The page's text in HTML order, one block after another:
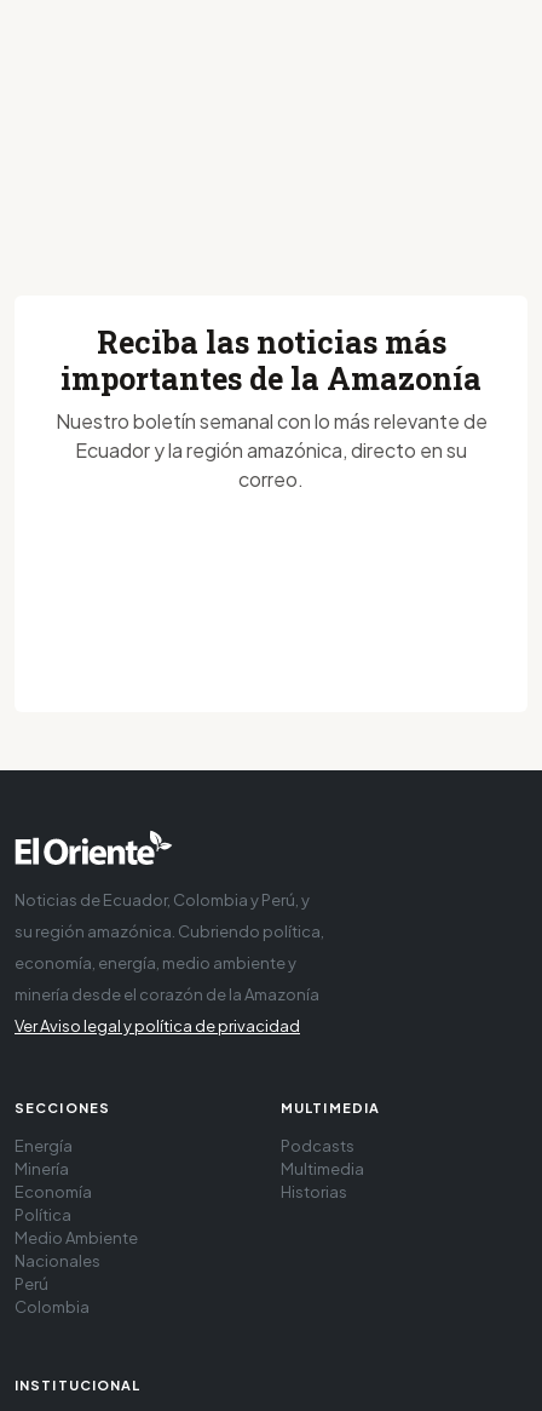
Reciba las noticias más
importantes de la Amazonía
Nuestro boletín semanal con lo más relevante de
Ecuador y la región amazónica, directo en su
correo.
Noticias de Ecuador, Colombia y Perú, y
su región amazónica. Cubriendo política,
economía, energía, medio ambiente y
minería desde el corazón de la Amazonía
Ver Aviso legal y política de privacidad
SECCIONES
Energía
Minería
Economía
Política
Medio Ambiente
Nacionales
Perú
Colombia
MULTIMEDIA
Podcasts
Multimedia
Historias
INSTITUCIONAL